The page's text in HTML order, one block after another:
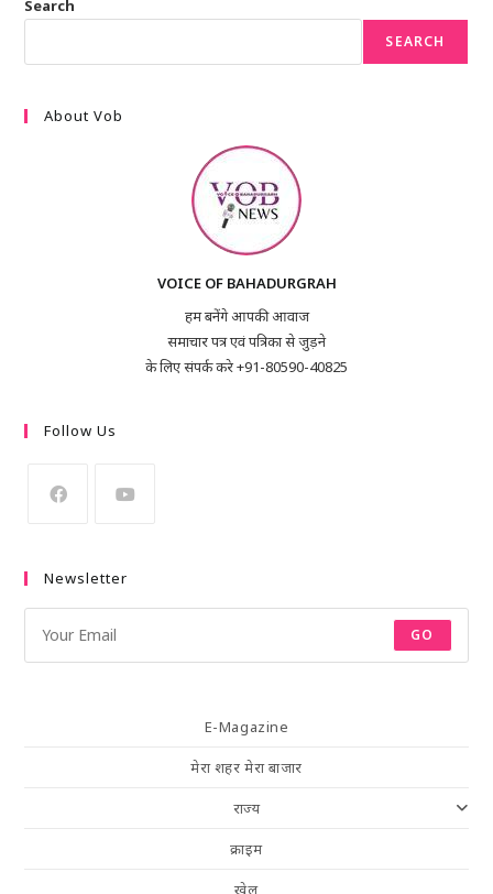
Search
SEARCH
About Vob
VOICE OF BAHADURGRAH
हम बनेंगे आपकी आवाज
समाचार पत्र एवं पत्रिका से जुड़ने
के लिए संपर्क करे +91-80590-40825
Follow Us
Newsletter
GO
E-Magazine
मेरा शहर मेरा बाजार
राज्य
क्राइम
खेल